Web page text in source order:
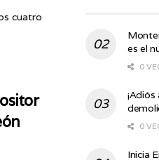
cuatro
es el
0
0
Inicia